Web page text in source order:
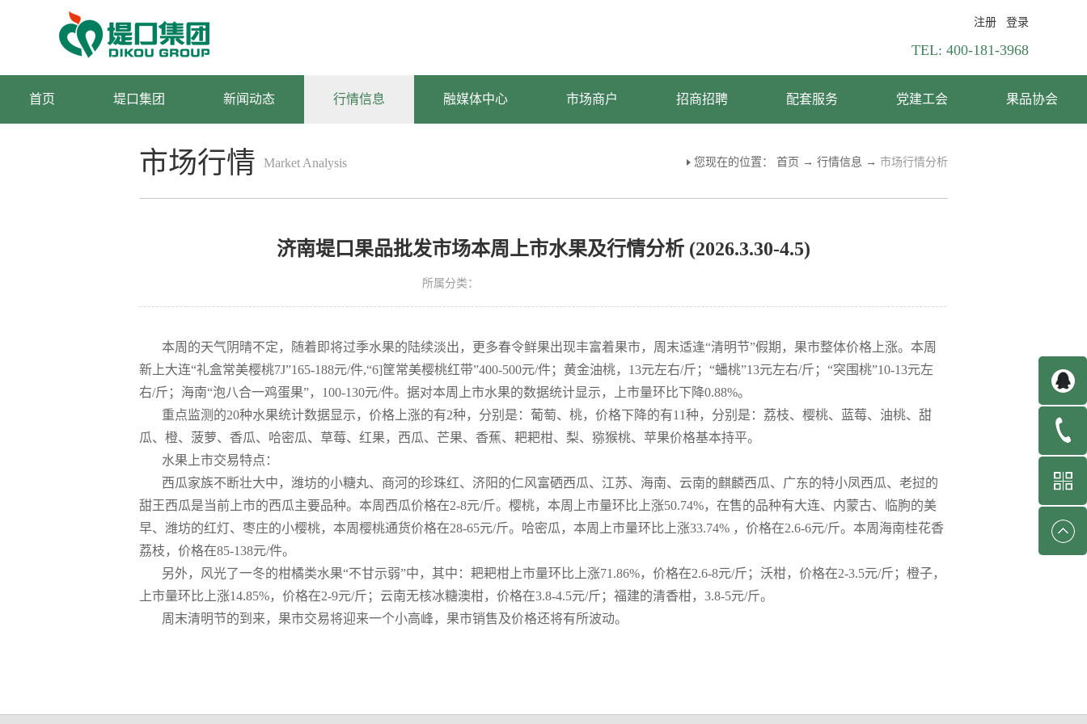
登录
注册
TEL: 400-181-3968
首页 堤口集团 新闻动态 行情信息 融媒体中心 市场商户 招商招聘 配套服务 党建工会 果品协会
市场行情
分析
Market Analysis 您现在的位置： 首页 → 行情信息 → 市场行情分析
济南堤口果品批发市场本周上市水果及行情分析 (2026.3.30-4.5)
所属分类：
本周的天气阴晴不定，随着即将过季水果的陆续淡出，更多春令鲜果出现丰富着果市，周末适逢“清明节”假期，果市整体价格上涨。本周
新上大连“礼盒常美樱桃7J”165-188元/件,“6]筐常美樱桃红带”400-500元/件；黄金油桃，13元左右/斤；“蟠桃”13元左右/斤；“突围桃”10-13元左
右/斤；海南“泡八合一鸡蛋果”，100-130元/件。据对本周上市水果的数据统计显示，上市量环比下降0.88%。
重点监测的20种水果统计数据显示，价格上涨的有2种，分别是：葡萄、桃，价格下降的有11种，分别是：荔枝、樱桃、蓝莓、油桃、甜
瓜、橙、菠萝、香瓜、哈密瓜、草莓、红果，西瓜、芒果、香蕉、耙耙柑、梨、猕猴桃、苹果价格基本持平。
水果上市交易特点：
西瓜家族不断壮大中，潍坊的小糖丸、商河的珍珠红、济阳的仁风富硒西瓜、江苏、海南、云南的麒麟西瓜、广东的特小凤西瓜、老挝的
甜王西瓜是当前上市的西瓜主要品种。本周西瓜价格在2-8元/斤。樱桃，本周上市量环比上涨50.74%，在售的品种有大连、内蒙古、临朐的美
早、潍坊的红灯、枣庄的小樱桃，本周樱桃通货价格在28-65元/斤。哈密瓜，本周上市量环比上涨33.74% ，价格在2.6-6元/斤。本周海南桂花香
荔枝，价格在85-138元/件。
另外，风光了一冬的柑橘类水果“不甘示弱”中，其中：耙耙柑上市量环比上涨71.86%，价格在2.6-8元/斤；沃柑，价格在2-3.5元/斤；橙子，
上市量环比上涨14.85%，价格在2-9元/斤；云南无核冰糖澳柑，价格在3.8-4.5元/斤；福建的清香柑，3.8-5元/斤。
周末清明节的到来，果市交易将迎来一个小高峰，果市销售及价格还将有所波动。